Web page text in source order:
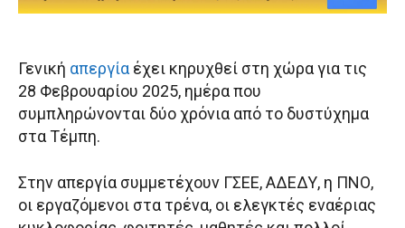
Γενική απεργίαέχει κηρυχθεί στη χώρα για τις
28 Φεβρουαρίου 2025, ημέρα που
συμπληρώνονται δύο χρόνια από το δυστύχημα
στα Τέμπη.
Στην απεργία συμμετέχουν ΓΣΕΕ, ΑΔΕΔΥ, η ΠΝΟ,
οι εργαζόμενοι στα τρένα, οι ελεγκτές εναέριας